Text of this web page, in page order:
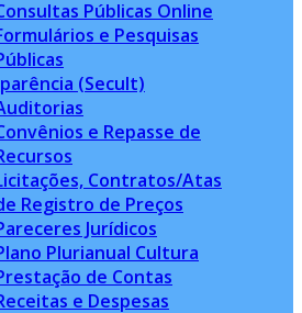
Públicas Online
e Pesquisas
(Secult)
e Repasse de
Contratos/Atas
Registro de Preços
Jurídicos
Plurianual Cultura
de Contas
e Despesas